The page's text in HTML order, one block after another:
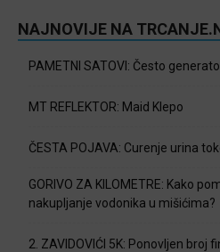
NAJNOVIJE NA
PAMETNI SATOVI: Često
MT REFLEKTOR: Maid Klepo
ČESTA POJAVA: Curenje urina
GORIVO ZA KILOMETRE: Kako
nakupljanje vodonika u mišićima?
2. ZAVIDOVIĆI 5K: Ponovljen